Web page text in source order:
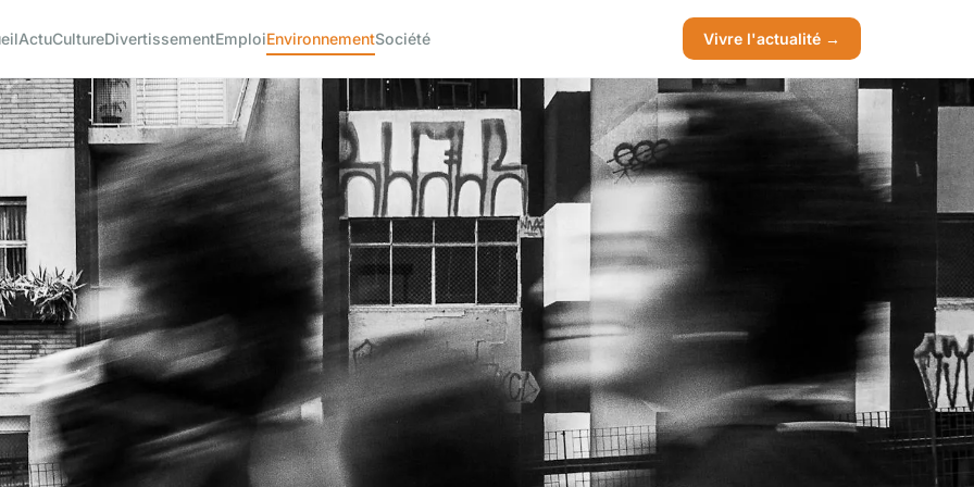
ActuCultureDivertissementEmploiEnvironnementSociété Vivre l'actualité →